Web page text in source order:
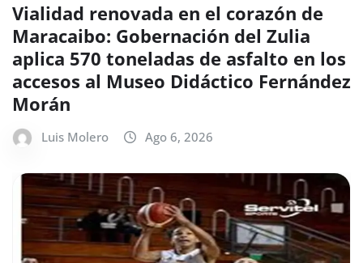
Vialidad renovada en el corazón de
Maracaibo: Gobernación del Zulia
aplica 570 toneladas de asfalto en los
accesos al Museo Didáctico Fernández
Morán
Luis Molero Ago 6, 2026